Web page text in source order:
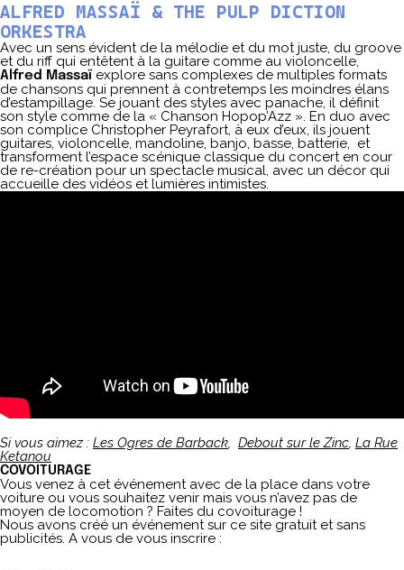
ALFRED MASSAÏ & THE PULP DICTION
ORKESTRA
Avec un sens évident de la mélodie et du mot juste, du groove
et du riff qui entêtent à la guitare comme au violoncelle,
Alfred Massaïexplore sans complexes de multiples formats
de chansons qui prennent à contretemps les moindres élans
d’estampillage. Se jouant des styles avec panache, il définit
son style comme de la « Chanson Hopop’Azz ». En duo avec
son complice Christopher Peyrafort, à eux d’eux, ils jouent
guitares, violoncelle, mandoline, banjo, basse, batterie, et
transforment l’espace scénique classique du concert en cour
de re-création pour un spectacle musical, avec un décor qui
accueille des vidéos et lumières intimistes.
Si vous aimez : Les Ogres de Barback, Debout sur le Zinc, La Rue
Ketanou
COVOITURAGE
Vous venez à cet événement avec de la place dans votre
voiture ou vous souhaitez venir mais vous n’avez pas de
moyen de locomotion ? Faites du covoiturage !
Nous avons créé un événement sur ce site gratuit et sans
publicités. A vous de vous inscrire :